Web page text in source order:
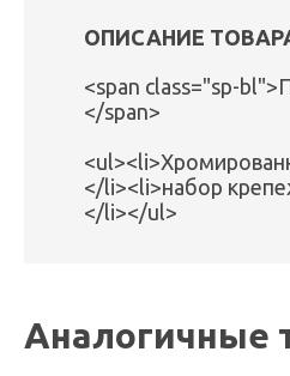
ОПИСАНИЕ
<span class="sp-
</span>
</li><li>набор
</li></ul>
Аналогичные